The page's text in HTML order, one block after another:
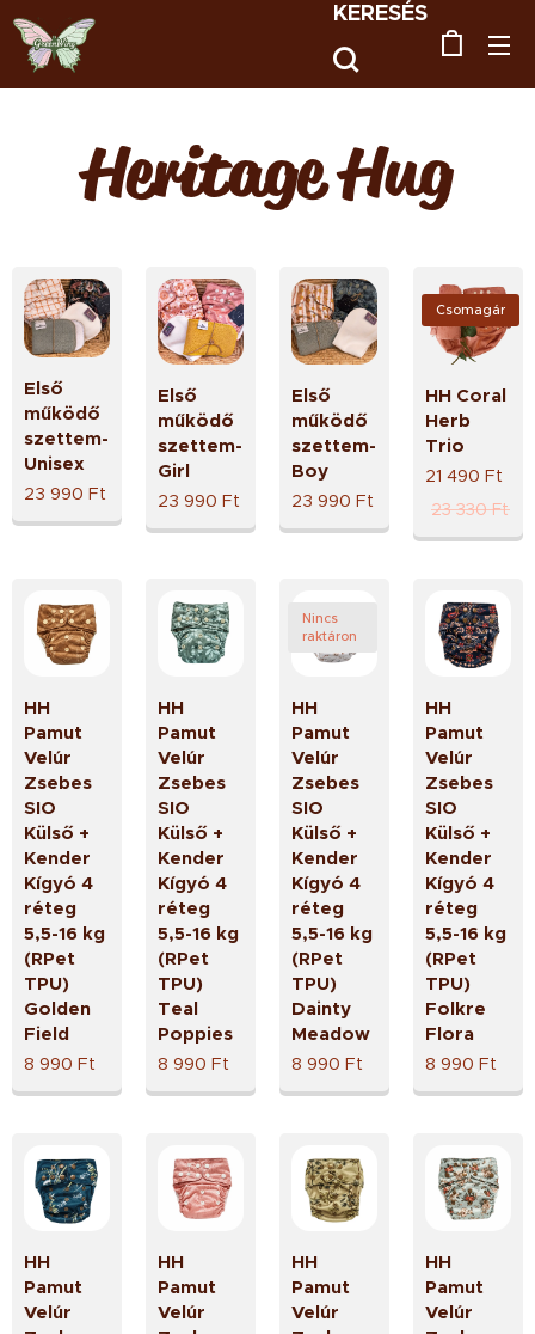
KERESÉS
Heritage Hug
Első
működő
szettem-
Unisex
23 990 Ft
Első
működő
szettem-
Girl
23 990 Ft
Első
működő
szettem-
Boy
23 990 Ft
HH Coral
Herb
Trio
Csomagár
21 490 Ft
23 330Ft
HH
Pamut
Velúr
Zsebes
SIO
Külső +
Kender
Kígyó 4
réteg
5,5-16 kg
(RPet
TPU)
Golden
Field
8 990 Ft
HH
Pamut
Velúr
Zsebes
SIO
Külső +
Kender
Kígyó 4
réteg
5,5-16 kg
(RPet
TPU)
Teal
Poppies
8 990 Ft
HH
Pamut
Velúr
Zsebes
SIO
Külső +
Kender
Kígyó 4
réteg
5,5-16 kg
(RPet
TPU)
Dainty
Meadow
Nincs
raktáron
8 990 Ft
HH
Pamut
Velúr
Zsebes
SIO
Külső +
Kender
Kígyó 4
réteg
5,5-16 kg
(RPet
TPU)
Folkre
Flora
8 990 Ft
HH
Pamut
Velúr
HH
Pamut
Velúr
HH
Pamut
Velúr
HH
Pamut
Velúr